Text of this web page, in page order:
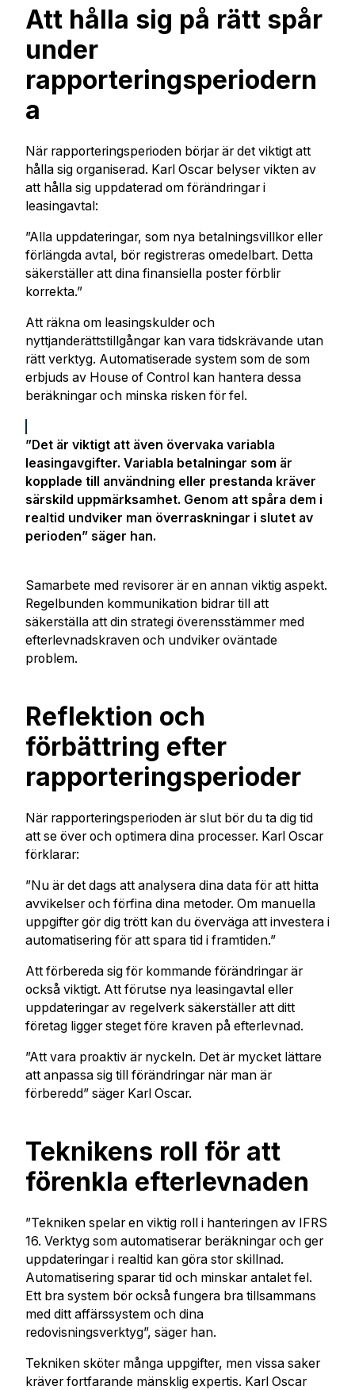
Att hålla sig på rätt spår
under
rapporteringsperiodern
a
När rapporteringsperioden börjar är det viktigt att
hålla sig organiserad. Karl Oscar belyser vikten av
att hålla sig uppdaterad om förändringar i
leasingavtal:
”Alla uppdateringar, som nya betalningsvillkor eller
förlängda avtal, bör registreras omedelbart. Detta
säkerställer att dina finansiella poster förblir
korrekta.”
Att räkna om leasingskulder och
nyttjanderättstillgångar kan vara tidskrävande utan
rätt verktyg. Automatiserade system som de som
erbjuds av House of Control kan hantera dessa
beräkningar och minska risken för fel.
”Det är viktigt att även övervaka variabla
leasingavgifter. Variabla betalningar som är
kopplade till användning eller prestanda kräver
särskild uppmärksamhet. Genom att spåra dem i
realtid undviker man överraskningar i slutet av
perioden” säger han.
Samarbete med revisorer är en annan viktig aspekt.
Regelbunden kommunikation bidrar till att
säkerställa att din strategi överensstämmer med
efterlevnadskraven och undviker oväntade
problem.
Reflektion och
förbättring efter
rapporteringsperioder
När rapporteringsperioden är slut bör du ta dig tid
att se över och optimera dina processer. Karl Oscar
förklarar:
”Nu är det dags att analysera dina data för att hitta
avvikelser och förfina dina metoder. Om manuella
uppgifter gör dig trött kan du överväga att investera i
automatisering för att spara tid i framtiden.”
Att förbereda sig för kommande förändringar är
också viktigt. Att förutse nya leasingavtal eller
uppdateringar av regelverk säkerställer att ditt
företag ligger steget före kraven på efterlevnad.
”Att vara proaktiv är nyckeln. Det är mycket lättare
att anpassa sig till förändringar när man är
förberedd” säger Karl Oscar.
Teknikens roll för att
förenkla efterlevnaden
”Tekniken spelar en viktig roll i hanteringen av IFRS
16. Verktyg som automatiserar beräkningar och ger
uppdateringar i realtid kan göra stor skillnad.
Automatisering sparar tid och minskar antalet fel.
Ett bra system bör också fungera bra tillsammans
med ditt affärssystem och dina
redovisningsverktyg”, säger han.
Tekniken sköter många uppgifter, men vissa saker
kräver fortfarande mänsklig expertis. Karl Oscar